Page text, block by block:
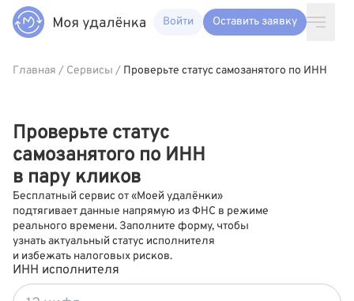
Войти Оставить заявку
Главная / Сервисы / Проверьте статус самозанятого по ИНН
Проверьте статус
самозанятого по ИНН
в пару кликов
Бесплатный сервис от «Моей удалёнки»
подтягивает данные напрямую из ФНС в режиме
реального времени. Заполните форму, чтобы
узнать актуальный статус исполнителя
и избежать налоговых рисков.
ИНН исполнителя